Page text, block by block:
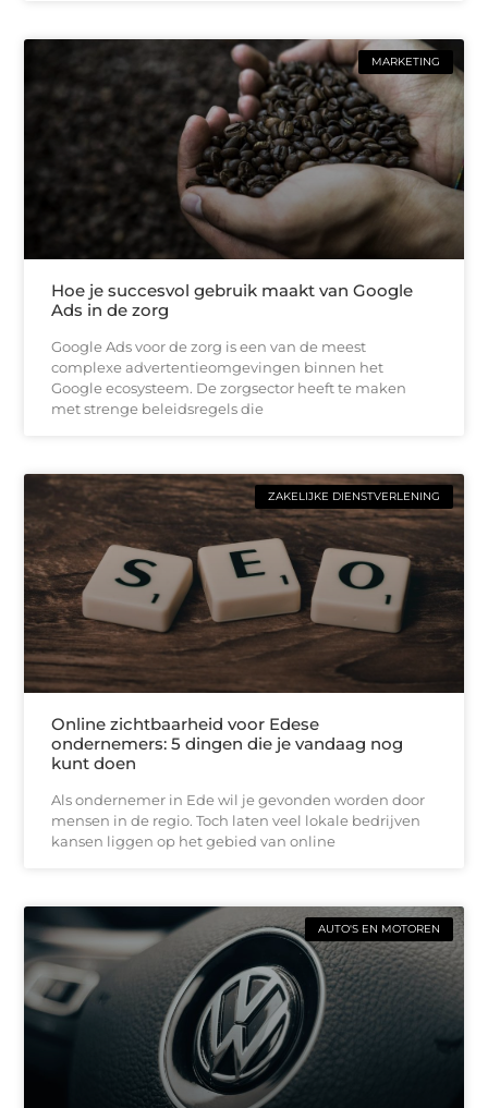
MARKETING
Hoe je succesvol gebruik maakt van Google
Ads in de zorg
Google Ads voor de zorg is een van de meest
complexe advertentieomgevingen binnen het
Google ecosysteem. De zorgsector heeft te maken
met strenge beleidsregels die
ZAKELIJKE DIENSTVERLENING
Online zichtbaarheid voor Edese
ondernemers: 5 dingen die je vandaag nog
kunt doen
Als ondernemer in Ede wil je gevonden worden door
mensen in de regio. Toch laten veel lokale bedrijven
kansen liggen op het gebied van online
AUTO'S EN MOTOREN